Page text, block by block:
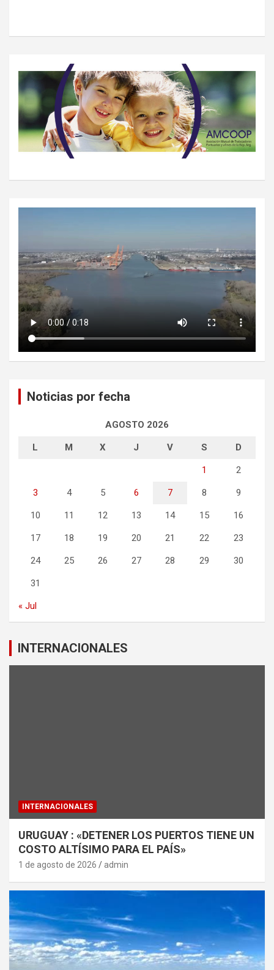
Noticias por fecha
AGOSTO 2026
L M X J V S D
1 2
3 4 5 6 7 8 9
10 11 12 13 14 15 16
17 18 19 20 21 22 23
24 25 26 27 28 29 30
31
« Jul
INTERNACIONALES
INTERNACIONALES
URUGUAY : «DETENER LOS PUERTOS TIENE UN
COSTO ALTÍSIMO PARA EL PAÍS»
1 de agosto de 2026 admin